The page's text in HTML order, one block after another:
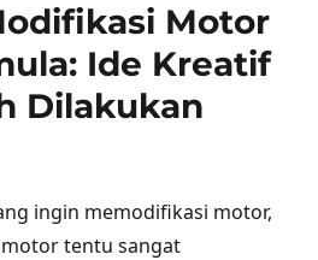
Motor
Ide Kreatif
Dilakukan
ingin memodifikasi motor,
tentu sangat